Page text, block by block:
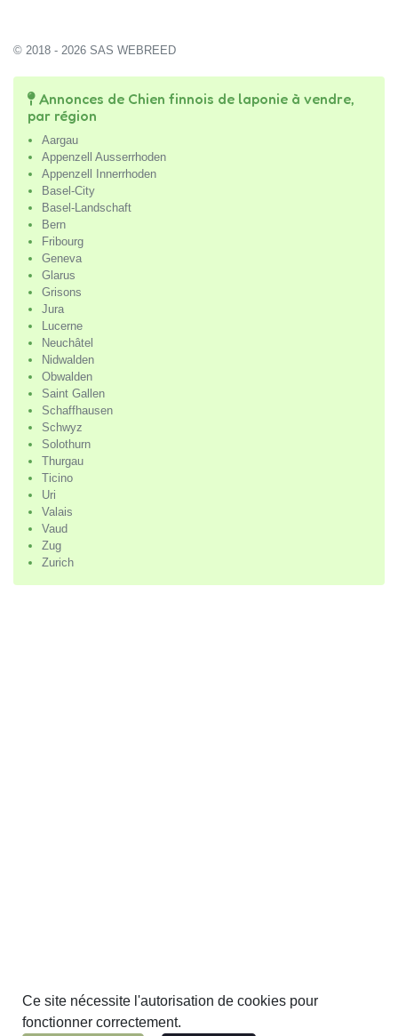
Ce site nécessite l'autorisation de cookies pour
fonctionner correctement.
© 2018 - 2026 SAS WEBREED
Annonces de Chien finnois de laponie à vendre,
par région
Aargau
Appenzell Ausserrhoden
Appenzell Innerrhoden
Basel-City
Basel-Landschaft
Bern
Fribourg
Geneva
Glarus
Grisons
Jura
Lucerne
Neuchâtel
Nidwalden
Obwalden
Saint Gallen
Schaffhausen
Schwyz
Solothurn
Thurgau
Ticino
Uri
Valais
Vaud
Zug
Zurich